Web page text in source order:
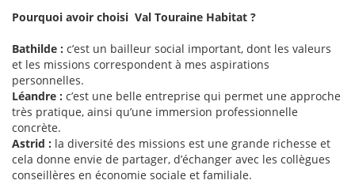
Pourquoi avoir choisi Val Touraine Habitat ?
Bathilde : c’est un bailleur social important, dont les valeurs
et les missions correspondent à mes aspirations
personnelles.
Léandre : c’est une belle entreprise qui permet une approche
très pratique, ainsi qu’une immersion professionnelle
concrète.
Astrid : la diversité des missions est une grande richesse et
cela donne envie de partager, d’échanger avec les collègues
conseillères en économie sociale et familiale.